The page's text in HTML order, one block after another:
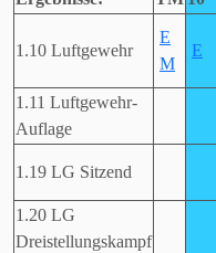
1.10 Luftgewehr
E
M
E
1.11 Luftgewehr-
Auflage
1.19 LG Sitzend
1.20 LG
Dreistellungskampf